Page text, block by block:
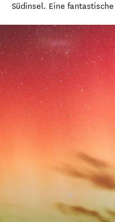
Südinsel. Eine